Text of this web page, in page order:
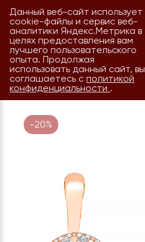
-20%
Данный веб-сайт использует
cookie-файлы и сервис веб-
аналитики Яндекс.Метрика в
целях предоставления вам
лучшего пользовательского
опыта. Продолжая
использовать данный сайт, вы
соглашаетесь сполитикой
конфиденциальности .